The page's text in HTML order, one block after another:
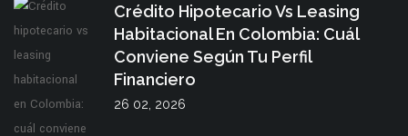
Crédito Hipotecario Vs Leasing
Habitacional En Colombia: Cuál
Conviene Según Tu Perfil
Financiero
26 02, 2026